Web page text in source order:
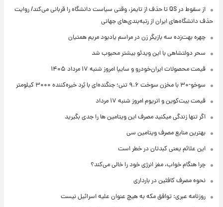
از سقوط در QS تا حذف از تایمز، وقتی سیاست دانشگاه را قربانی می‌کند/ روایت
حذف دانشگاه‌های ایران از رتبه‌بندی‌های جهانی
چهره بهت‌زده سه بازیگر زن در مراسم یادبود مریم همتیان
سحر دولتشاهی با این ویدئو بیشتر محبوب شد
قیمت محصولات ایران‌خودرو و سایپا امروز شنبه ۱۷ مرداد ۱۴۰۵
سوخو-۳۰ با مخزن سوخت ۹.۶ تنی؛ جنگنده‌ای با بُرد خیره‌کننده ۳۰۰۰ کیلومتر
قیمت بیت‌کوین و اتریوم امروز شنبه ۱۷ مرداد
اگر تنها زندگی میکنید مصرف این ویتامین ها را جدی بگیرید
بهترین منابع مصرف ویتامین سی
این علائم یعنی کبدتان در خطر است
چرا هنگام خواب، مغز انرژی خود را خالی می‌کند؟
نحوه مصرف کافئین در بارداری
روزنامه عبری: توافق مکه به هیچ عنوان علیه اسرائیل نیست